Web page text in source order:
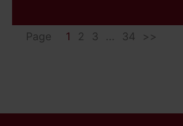
Page 1 2 3 ... 34 >>